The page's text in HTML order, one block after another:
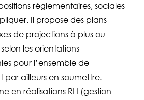
réglementaires, sociales
Il propose des plans
de projections à plus ou
les orientations
pour l’ensemble de
par ailleurs en soumettre.
en réalisations RH (gestion